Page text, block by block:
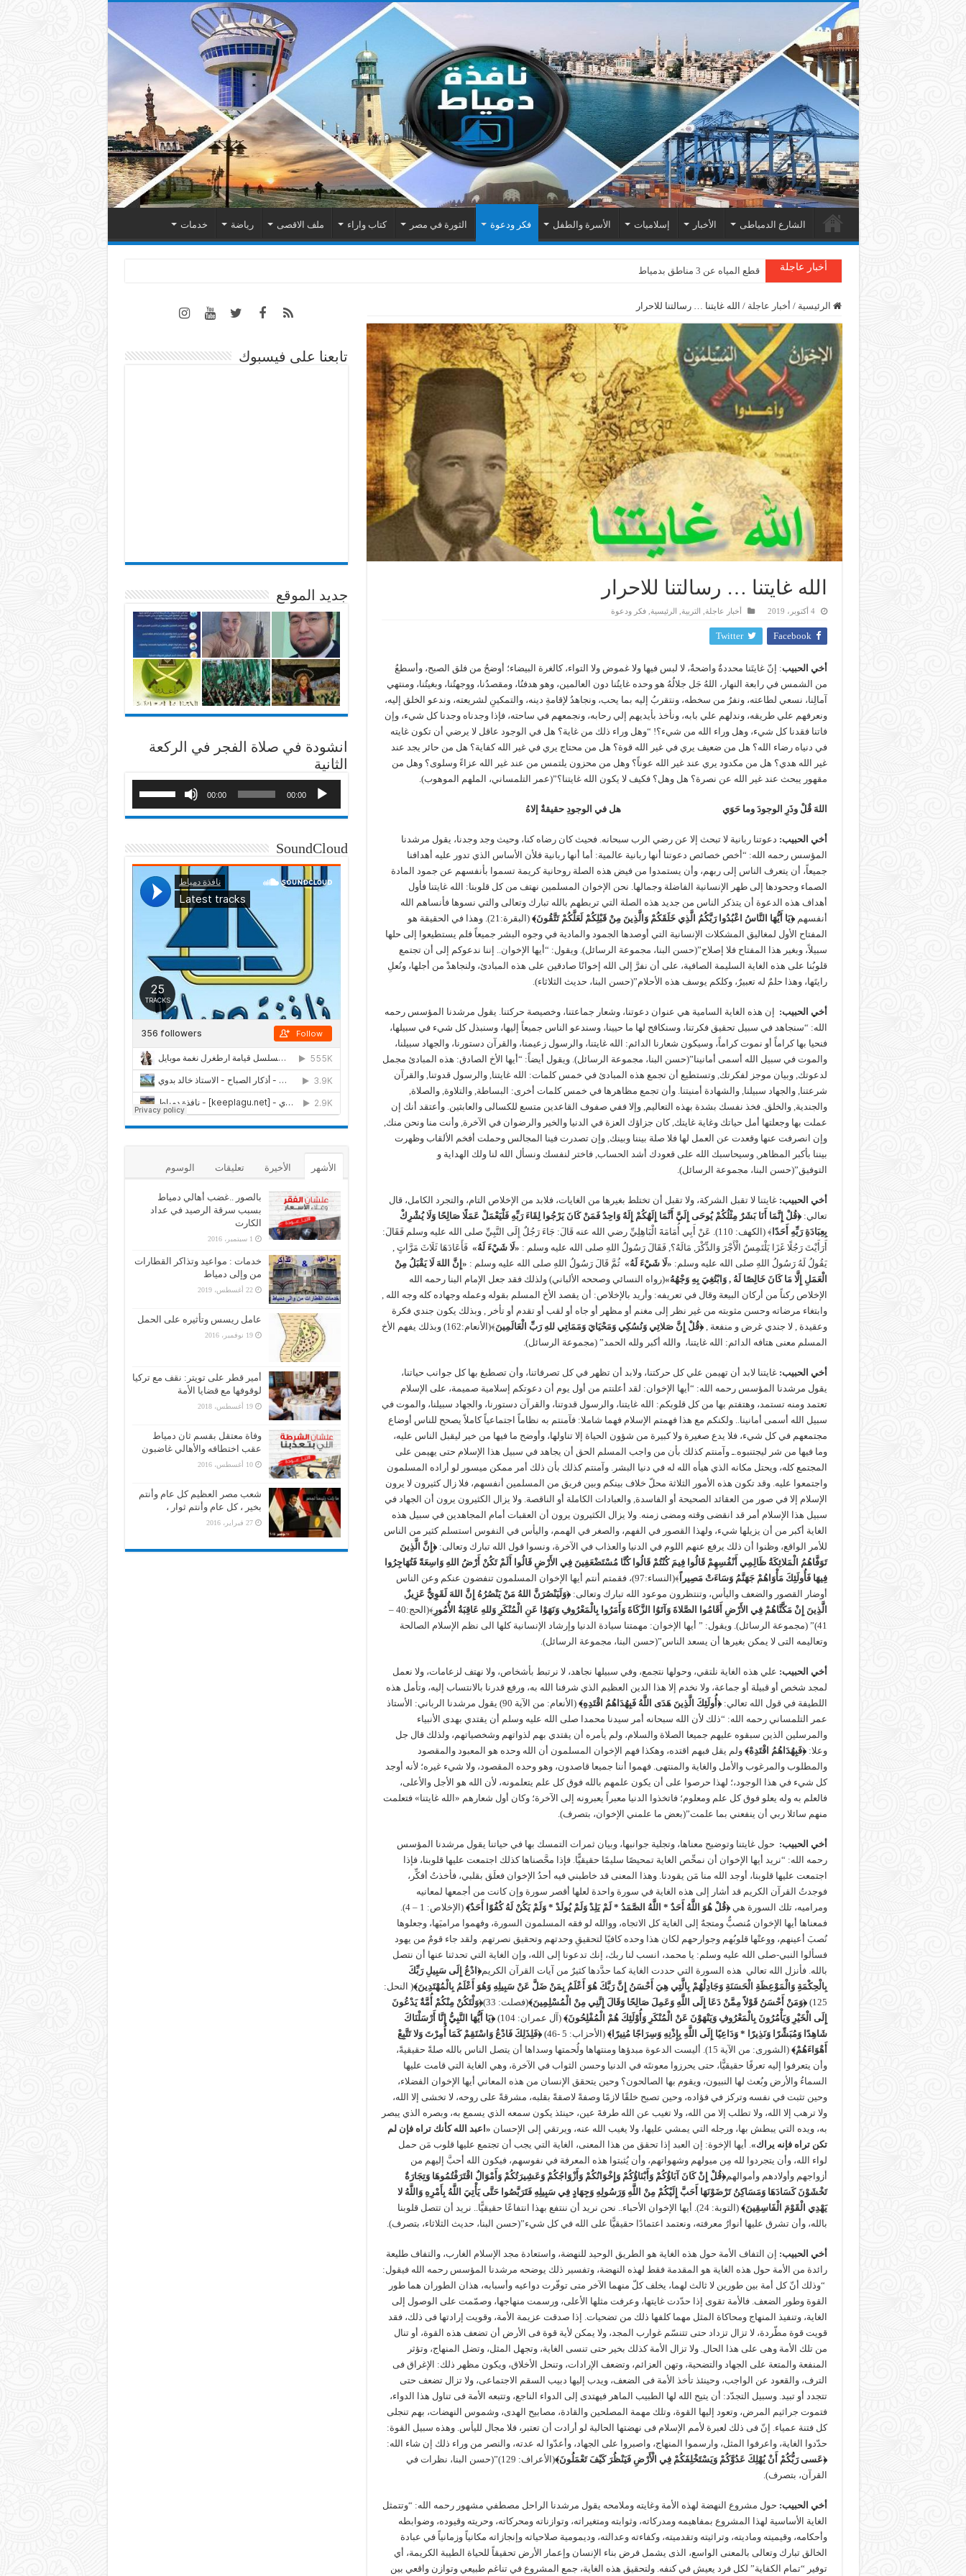
الشارع الدمياطى الأخبار إسلاميات الأسرة والطفل فكر ودعوة الثورة في مصر كتاب واراء ملف الاقصى رياضة خدمات
أخبار عاجلة قطع المياه عن 3 مناطق بدمياط
دمياط : سقوط شجرة على الأسلاك الكهربائية بمنطقة المطرى
الرئيسية / أخبار عاجلة / الله غايتنا … رسالتنا للاحرار
الله غايتنا … رسالتنا للاحرار
4 أكتوبر، 2019 أخبار عاجلة التربية الرئيسية ,فكر ودعوة
Facebook
Twitter
أخي الحبيب: إنّ غايتَنا محددةٌ واضحةٌ، لا لبس فيها ولا غموض ولا التواء، كالغرة البيضاء؛ أوضحُ من فلق الصبح، وأسطعُ
من الشمس في رابعة النهار، اللهُ جَل جلالُهُ هو وحده غايتُنا دون العالمين، وهو هدفنُا، ومقصدُنا، ووجهتُنا، وبغيتُنا، ومنتهي
آمالِنا، نسعي لطاعته، ونفرُ من سخطه، ونتقربُ إليه بما يحب، ونجاهدُ لإقامةِ دينه، والتمكينِ لشريعته، وندعو الخلق إليه،
ونعرفهم علي طريقه، وندلهم علي بابه، ونأخذ بأيديهم إلي رحابه، ونجمعهم في ساحته، فإذا وجدناه وجدنا كل شيء، وإن
فاتنا فقدنا كل شيء، وهل وراء الله من شيء؟! “وهل وراء ذلك من غاية؟ هل في الوجود عاقل لا يرضي أن تكون غايته
في دنياه رضاء الله؟ هل من ضعيف يري في غير الله قوة؟ هل من محتاج يري في غير الله كفاية؟ هل من حائر يجد عند
غير الله هدي؟ هل من مكدود يري عند غير الله عوناً؟ وهل من محزون يلتمس من عند غير الله عزاءً وسلوى؟ وهل من
مقهور يبحث عند غير الله عن نصرة؟ هل وهل؟ فكيف لا يكون الله غايتنا؟”(عمر التلمساني، الملهم الموهوب).
اللهَ قٌلْ وذَرِ الوجودَ وما حَوَي هل في الوجودِ حقيقةٌ إلاهُ
أخي الحبيب: دعوتنا ربانية لا تبحث إلا عن رضي الرب سبحانه. فحيث كان رضاه كنا، وحيث وجد وجدنا، يقول مرشدنا
المؤسس رحمه الله: “أخص خصائص دعوتنا أنها ربانية عالمية: أما أنها ربانية فلأن الأساس الذي تدور عليه أهدافنا
جميعاً، أن يتعرف الناس إلى ربهم، وأن يستمدوا من فيض هذه الصلة روحانية كريمة تسموا بأنفسهم عن جمود المادة
الصماء وجحودها إلى طهر الإنسانية الفاضلة وجمالها. نحن الإخوان المسلمين نهتف من كل قلوبنا: الله غايتنا فأول
أهداف هذه الدعوة أن يتذكر الناس من جديد هذه الصلة التي تربطهم بالله تبارك وتعالى والتي نسوها فأنساهم الله
أنفسهم﴿يَا أَيُّهَا النَّاسُ اعْبُدُوا رَبَّكُمُ الَّذِي خَلَقَكُمْ وَالَّذِينَ مِنْ قَبْلِكُمْ لَعَلَّكُمْ تَتَّقُونَ﴾
(البقرة:21). وهذا في الحقيقة هو
المفتاح الأول لمغاليق المشكلات الإنسانية التي أوصدها الجمود والمادية في وجوه البشر جميعاً فلم يستطيعوا إلى حلها
سبيلاً، وبغير هذا المفتاح فلا إصلاح”(حسن البنا، مجموعة الرسائل). ويقول: “أيها الإخوان.. إننا ندعوكم إلى أن تجتمع
قلوبُنا على هذه الغاية السليمة الصافية، على أن نفرَّ إلى الله إخوانًا صادقين على هذه المبادئ، ولنجاهدْ من أجلها، ونُعلِ
رايتَها، وهذا حلمٌ له تعبيرٌ، وكلكم يوسف هذه الأحلام”(حسن البنا، حديث الثلاثاء).
أخي الحبيب: إن هذه الغاية السامية هي عنوان دعوتنا، وشعار جماعتنا، وخصيصة حركتنا. يقول مرشدنا المؤسس رحمه
الله: “سنجاهد في سبيل تحقيق فكرتنا، وسنكافح لها ما حيينا، وسندعو الناس جميعاً إليها، وسنبذل كل شيء في سبيلها،
فنحيا بها كراماً أو نموت كراماً، وسيكون شعارنا الدائم: الله غايتنا، والرسول زعيمنا، والقرآن دستورنا، والجهاد سبيلنا،
والموت في سبيل الله أسمى أمانينا”(حسن البنا، مجموعة الرسائل). ويقول أيضاً: “أيها الأخ الصادق: هذه المبادئ مجمل
لدعوتك, وبيان موجز لفكرتك, وتستطيع أن تجمع هذه المبادئ في خمس كلمات: الله غايتنا, والرسول قدوتنا, والقرآن
شرعتنا, والجهاد سبيلنا, والشهادة أمنيتنا. وأن تجمع مظاهرها في خمس كلمات أخرى: البساطة, والتلاوة, والصلاة,
والجندية, والخلق. فخذ نفسك بشدة بهذه التعاليم, وإلا ففي صفوف القاعدين متسع للكسالى والعابثين. وأعتقد أنك إن
عملت بها وجعلتها أمل حياتك وغاية غايتك, كان جزاؤك العزة في الدنيا والخير والرضوان في الآخرة, وأنت منا ونحن منك,
وإن انصرفت عنها وقعدت عن العمل لها فلا صلة بيننا وبينك, وإن تصدرت فينا المجالس وحملت أفخم الألقاب وظهرت
بيننا بأكبر المظاهر, وسيحاسبك الله على قعودك أشد الحساب, فاختر لنفسك ونسأل الله لنا ولك الهداية و
التوفيق”(حسن البنا، مجموعة الرسائل).
أخي الحبيب: غايتنا لا تقبل الشركة، ولا تقبل أن تختلط بغيرها من الغايات، فلابد من الإخلاص التام، والتجرد الكامل، قال
تعالي:﴿قُلْ إِنَّمَا أَنَا بَشَرٌ مِثْلُكُمْ يُوحَى إِلَيَّ أَنَّمَا إِلَهُكُمْ إِلَهٌ وَاحِدٌ فَمَنْ كَانَ يَرْجُوا لِقَاءَ رَبِّهِ فَلْيَعْمَلْ عَمَلًا صَالِحًا وَلَا يُشْرِكْ
بِعِبَادَةِ رَبِّهِ أَحَدًا
﴾ (الكهف: 110). عَنْ أَبِي أُمَامَةَ الْبَاهِلِيِّ رضي الله عنه قَالَ: جَاءَ رَجُلٌ إِلَى النَّبِيِّ صلى الله عليه وسلم فَقَالَ:
أَرَأَيْتَ رَجُلًا غَزَا يَلْتَمِسُ الْأَجْرَ وَالذِّكْرَ, مَالَهُ؟, فَقَالَ رَسُولُ اللهِ صلى الله عليه وسلم : «لَا شَيْءَ لَهُ» فَأَعَادَهَا ثَلَاثَ مَرَّاتٍ ,
يَقُولُ لَهُ رَسُولُ اللهِ صلى الله عليه وسلم: «لَا شَيْءَ لَهُ» ثُمَّ قَالَ رَسُولُ اللهِ صلى الله عليه وسلم : «إِنَّ اللهَ لَا يَقْبَلُ مِنْ
الْعَمَلِ إِلَّا مَا كَانَ خَالِصًا لَهُ , وَابْتُغِيَ بِهِ وَجْهُهُ»(رواه النسائي وصححه الألباني) ولذلك فقد جعل الإمام البنا رحمه الله
الإخلاص ركناً من أركان البيعة وقال في تعريفه: وأريد بالإخلاص: أن يقصد الأخ المسلم بقوله وعمله وجهاده كله وجه الله ,
وابتغاء مرضاته وحسن مثوبته من غير نظر إلى مغنم أو مظهر أو جاه أو لقب أو تقدم أو تأخر , وبذلك يكون جندي فكرة
وعقيدة , لا جندي غرض و منفعة ,﴿قُلْ إِنَّ صَلاتِي وَنُسُكِي وَمَحْيَايَ وَمَمَاتِي للهِ رَبِّ الْعَالَمِينَ
﴾(الأنعام:162) وبذلك يفهم الأخ
المسلم معنى هتافه الدائم: الله غايتنا، والله أكبر ولله الحمد” (مجموعة الرسائل).
أخي الحبيب: غايتنا لابد أن تهيمن علي كل حركتنا، ولابد أن تظهر في كل تصرفاتنا، وأن تصطبغ بها كل جوانب حياتنا،
يقول مرشدنا المؤسس رحمه الله: “أيها الإخوان: لقد أعلنتم من أول يوم أن دعوتكم إسلامية صميمة، على الإسلام
تعتمد ومنه تستمد، وهتفتم بها من كل قلوبكم: الله غايتنا، والرسول قدوتنا، والقرآن دستورنا، والجهاد سبيلنا، والموت في
سبيل الله أسمى أمانينا.. ولكنكم مع هذا فهمتم الإسلام فهما شاملا: فآمنتم به نظاماً اجتماعياً كاملاً يصحح للناس أوضاع
مجتمعهم في كل شيء، فلا يدع صغيرة ولا كبيرة من شؤون الحياة إلا تناولها، وأوضح ما فيها من خير ليقبل الناس عليه،
وما فيها من شر ليجتنبوه.ـ وآمنتم كذلك بأن من واجب المسلم الحق أن يجاهد في سبيل هذا الإسلام حتى يهيمن على
المجتمع كله، ويحتل مكانه الذي هيأه الله له في دنيا البشر. وآمنتم كذلك بأن ذلك أمر ممكن ميسور لو أراده المسلمون
واجتمعوا عليه. وقد تكون هذه الأمور الثلاثة محلّ خلاف بينكم وبين فريق من المسلمين أنفسهم، فلا زال كثيرون لا يرون
الإسلام إلا في صور من العقائد الصحيحة أو الفاسدة, والعبادات الكاملة أو الناقصة. ولا يزال الكثيرون يرون أن الجهاد في
سبيل هذا الإسلام أمر قد انقضى وقته ومضى زمنه. ولا يزال الكثيرون يرون أن العقبات أمام المجاهدين في سبيل هذه
الغاية أكبر من أن يزيلها شيء، ولهذا القصور في الفهم، والصغر في الهمم، واليأس في النفوس استسلم كثير من الناس
للأمر الواقع، وظنوا أن ذلك يرفع عنهم اللوم في الدنيا والعذاب في الآخرة، ونسوا قول الله تبارك وتعالى:﴿إِنَّ الَّذِينَ
تَوَفَّاهُمُ الْمَلائِكَةُ ظَالِمِي أَنْفُسِهِمْ قَالُوا فِيمَ كُنْتُمْ قَالُوا كُنَّا مُسْتَضْعَفِينَ فِي الأَرْضِ قَالُوا أَلَمْ تَكُنْ أَرْضُ اللهِ وَاسِعَةً فَتُهَاجِرُوا
فِيهَا فَأُولَئِكَ مَأْوَاهُمْ جَهَنَّمُ وَسَاءَتْ مَصِيراً
﴾(النساء:97)، فقمتم أنتم أيها الإخوان المسلمون تنفضون عنكم وعن الناس
أوضار القصور والضعف واليأس، وتنتظرون موعود الله تبارك وتعالى:﴿وَلَيَنْصُرَنَّ اللهُ مَنْ يَنْصُرُهُ إِنَّ اللهَ لَقَوِيٌّ عَزِيزٌ,
الَّذِينَ إِنْ مَكَّنَّاهُمْ فِي الأَرْضِ أَقَامُوا الصَّلاةَ وَآتَوُا الزَّكَاةَ وَأَمَرُوا بِالْمَعْرُوفِ وَنَهَوْا عَنِ الْمُنْكَرِ وَللهِ عَاقِبَةُ الأُمُورِ
﴾(الحج:40 –
41)” (مجموعة الرسائل). ويقول: ” أيها الإخوان: مهمتنا سيادة الدنيا وإرشاد الإنسانية كلها الى نظم الإسلام الصالحة
وتعاليمه التى لا يمكن بغيرها أن يسعد الناس”(حسن البنا، مجموعة الرسائل).
أخي الحبيب: علي هذه الغاية نلتقي، وحولها نتجمع، وفي سبيلها نجاهد، لا نرتبط بأشخاص، ولا نهتف لزعامات، ولا نعمل
لمجد شخص أو قبيلة أو جماعة، ولا نخدم إلا هذا الدين العظيم الذي شرفنا الله به، ورفع قدرنا بالانتساب إليه، وتأمل هذه
اللطيفة في قول الله تعالي:﴿أُولَئِكَ الَّذِينَ هَدَى اللَّهُ فَبِهُدَاهُمُ اقْتَدِهِ﴾
(الأنعام: من الآية 90) يقول مرشدنا الرباني: الأستاذ
عمر التلمساني رحمه الله: “ذلك لأن الله سبحانه أمر سيدنا محمدا صلى الله عليه وسلم أن يقتدي بهدى الأنبياء
والمرسلين الذين سبقوه عليهم جميعا الصلاة والسلام، ولم يأمره أن يقتدي بهم لذواتهم وشخصياتهم، ولذلك قال جل
وعلا:﴿فَبِهُدَاهُمُ اقْتَدِهْ﴾ ولم يقل فبهم اقتده، وهكذا فهم الإخوان المسلمون أن الله وحده هو المعبود والمقصود
والمطلوب والمرغوب والأمل والغاية والمنتهى. فهموا أننا جميعا قاصدون، وهو وحده المقصود، ولا شيء غيره؛ لأنه أوجد
كل شيء في هذا الوجود،؛ لهذا حرصوا على أن يكون علمهم بالله فوق كل علم يتعلمونه، لأن الله هو الأجل والأعلى،
فالعلم به وله يعلو فوق كل علم ومعلوم؛ فاتخذوا الدنيا معبراً يعبرونه إلى الآخرة؛ وكان أول شعارهم «الله غايتنا» فتعلمت
منهم سائلا ربي أن ينفعني بما علمت”(بعض ما علمني الإخوان، بتصرف).
أخي الحبيب: حول غايتنا وتوضيح معناها، وتجلية جوانبها، وبيان ثمرات التمسك بها في حياتنا يقول مرشدنا المؤسس
رحمه الله: “نريد أيها الإخوان أن نمحِّص الغاية تمحيصًا سليمًا حقيقيًّا. فإذا محَّصناها كذلك اجتمعت عليها قلوبنا، فإذا
اجتمعت عليها قلوبنا، أوجد الله منا مَن يقودنا. وهذا المعنى قد خاطبني فيه أحدُ الإخوان فعلَق بقلبي، فأخذتُ أفكِّر،
فوجدتُ القرآن الكريم قد أشار إلى هذه الغاية في سورة واحدة لعلها أقصر سورة وإن كانت من أجمعها لمعانيه
ومراميه، تلك السورة هي﴿قُلْ هُوَ اللَّهُ أَحَدٌ * اللَّهُ الصَّمَدُ * لَمْ يَلِدْ وَلَمْ يُولَدْ * وَلَمْ يَكُنْ لَهُ كُفُوًا أَحَدٌ﴾
(الإخلاص: 1 – 4).
فمعناها أيها الإخوان مُنصبٌّ ومتجهٌ إلى الغاية كل الاتجاه، ووالله لو فقه المسلمون السورة، وفهموا مراميَها، وجعلوها
نُصبَ أعينهم، ووعتْها قلوبُهم وجوارحهم لكان هذا وحده كافيًا لتحقيقِ وحدتهم وتحقيق نصرتهم. ولقد جاء قومٌ من يهود
فسألوا النبي-صلى الله عليه وسلم: يا محمد، انسب لنا ربك، إنك تدعونا إلى الله، وإن الغاية التي تحدثنا عنها أن نتصل
بالله. فأنزل الله تعالي هذه السورة التي حددت الغاية كما حدَّدها كثيرٌ من آيات القرآن الكريم﴿ادْعُ إِلَى سَبِيلِ رَبِّكَ
بِالْحِكْمَةِ وَالْمَوْعِظَةِ الْحَسَنَةِ وَجَادِلْهُمْ بِالَّتِي هِيَ أَحْسَنُ إِنَّ رَبَّكَ هُوَ أَعْلَمُ بِمَنْ ضَلَّ عَنْ سَبِيلِهِ وَهُوَ أَعْلَمُ بِالْمُهْتَدِينَ﴾( النحل:
125) ﴿وَمَنْ أَحْسَنُ قَوْلاً مِمَّنْ دَعَا إِلَى اللَّهِ وَعَمِلَ صَالِحًا وَقَالَ إِنَّنِي مِنْ الْمُسْلِمِينَ﴾(فصلت: 33)
﴿وَلْتَكُنْ مِنْكُمْ أُمَّةٌ يَدْعُونَ
إِلَى الْخَيْرِ وَيَأْمُرُونَ بِالْمَعْرُوفِ وَيَنْهَوْنَ عَنْ الْمُنْكَرِ وَأُوْلَئِكَ هُمْ الْمُفْلِحُونَ﴾ (آل عمران: 104)
﴿يَا أَيُّهَا النَّبِيُّ إِنَّا أَرْسَلْنَاكَ
شَاهِدًا وَمُبَشِّرًا وَنَذِيرًا * وَدَاعِيًا إِلَى اللَّهِ بِإِذْنِهِ وَسِرَاجًا مُنِيرًا﴾ (الأحزاب: 5 -46)
﴿فَلِذَلِكَ فَادْعُ وَاسْتَقِمْ كَمَا أُمِرْتَ وَلا تَتَّبِعْ
أَهْوَاءَهُمْ﴾
(الشورى: من الآية 15). أليست الدعوة مبدؤها ومنتهاها ولُحمتها وسداها أن يتصل الناس بالله صلةً حقيقيةً،
وأن يتعرفوا إليه تعرفًا حقيقيًّا، حتى يحرزوا معونتَه في الدنيا وحسن الثواب في الآخرة، وهي الغاية التي قامت عليها
السماءُ والأرض وبُعث لها النبيون، ويقوم بها الصالحون؟ وحين يتحقق الإنسان من هذه المعاني أيها الإخوان الفضلاء،
وحين تثبت في نفسه وتركز في فؤاده، وحين تصبح خلقًا لازمًا وصفةً لاصقةً بقلبه، مشرقةً على روحه، لا تخشى إلا الله،
ولا ترهب إلا الله، ولا تطلب إلا من الله، ولا تغيب عن الله طرفةَ عين، حينئذ يكون سمعه الذي يسمع به، وبصره الذي يبصر
به، ويده التي يبطش بها، ورجله التي يمشي عليها، ولا يغيب الله عنه، ويرتقي إلى الإحسان «اعبد الله كأنك تراه فإن لم
تكن تراه فإنه يراك» . أيها الإخوة: إن العبد إذا تحقق من هذا المعنى، الغاية التي يجب أن تجتمع عليها قلوب مَن حمل
لواء الله، وأن يتجردوا لله مِن ميولهم وشهواتهم، وأن يُثبتوا هذه المعرفة في نفوسهم، فيكون الله أحبَّ إليهم من
أزواجهم وأولادهم وأموالهم﴿قُلْ إِنْ كَانَ آبَاؤُكُمْ وَأَبْنَاؤُكُمْ وَإِخْوَانُكُمْ وَأَزْوَاجُكُمْ وَعَشِيرَتُكُمْ وَأَمْوَالٌ اقْتَرَفْتُمُوهَا وَتِجَارَةٌ
تَخْشَوْنَ كَسَادَهَا وَمَسَاكِنُ تَرْضَوْنَهَا أَحَبَّ إِلَيْكُمْ مِنْ اللَّهِ وَرَسُولِهِ وَجِهَادٍ فِي سَبِيلِهِ فَتَرَبَّصُوا حَتَّى يَأْتِيَ اللَّهُ بِأَمْرِهِ وَاللَّهُ لا
يَهْدِي الْقَوْمَ الْفَاسِقِينَ﴾
(التوبة: 24). أيها الإخوان الأحباء.. نحن نريد أن ننتفع بهذا انتفاعًا حقيقيًّا.. نريد أن تتصل قلوبنا
بالله، وأن تشرق عليها أنوارُ معرفته، ونعتمد اعتمادًا حقيقيًّا على الله في كل شيء”(حسن البنا، حديث الثلاثاء، بتصرف).
أخي الحبيب: إن التفاف الأمة حول هذه الغاية هو الطريق الوحيد للنهضة، واستعادة مجد الإسلام الغارب، والتفاف طليعة
رائدة من الأمة حول هذه الغاية هو المقدمة فقط لهذه النهضة، وتفسير ذلك يوضحه مرشدنا المؤسس رحمه الله فيقول:
“وذلك أنّ كل أمة بين طورين لا ثالث لهما، يخلف كلّ منهما الآخر متى توفّرت دواعيه وأسبابه، هذان الطوران هما طور
القوة وطور الضعف. فالأمة تقوى إذا حدّدت غايتها، وعرفت مثلها الأعلى، ورسمت منهاجها، وصمّمت على الوصول إلى
الغاية، وتنفيذ المنهاج ومحاكاة المثل مهما كلفها ذلك من تضحيات. إذا صدقت عزيمة الأمة، وقويت إرادتها فى ذلك، فقد
قويت قوة مطّردة، لا تزال تزداد حتى تتنسّم غوارب المجد، ولا يمكن لأية قوة فى الأرض أن تضعف هذه القوة، أو تنال
من تلك الأمة وهى على هذا الحال. ولا تزال الأمة كذلك بخير حتى تنسى الغاية، وتجهل المثل، وتضل المنهاج، وتؤثر
المنفعة والمتعة على الجهاد والتضحية، وتهن العزائم، وتضعف الإرادات، وتنحل الأخلاق، ويكون مظهر ذلك: الإغراق فى
الترف، والقعود عن الواجب، وحينئذ تأخذ الأمة فى الضعف، ويدب إليها دبيب السقم الاجتماعى، ولا تزال تضعف حتى
تتجدد أو تبيد. وسبيل التجدّد: أن يتيح الله لها الطبيب الماهر فيهتدى إلى الدواء الناجع، وتتبعه الأمة فى تناول هذا الدواء،
فتموت جراثيم المرض، وتعود إليها القوة، وتلك مهمة المصلحين والقادة، مصابيح الهدى، وشموس النهضات، بهم تنجلى
كل فتنة عمياء. إنّ فى ذلك لعبرة لأمم الإسلام فى نهضتها الحالية لو أرادت أن تعتبر، فلا مجال لليأس. وهذه سبيل القوة:
حدّدوا الغاية، واعرفوا المثل، وارسموا المنهاج، واصبروا على الجهاد، وأعدّوا له عدته، والنصر من وراء ذلك إن شاء الله:
﴿عَسى رَبُّكُمْ أَنْ يُهْلِكَ عَدُوَّكُمْ وَيَسْتَخْلِفَكُمْ فِي الْأَرْضِ فَيَنْظُرَ كَيْفَ تَعْمَلُونَ﴾
(الأعراف: 129)”(حسن البنا، نظرات في
القرآن، بتصرف).
أخي الحبيب: حول مشروع النهضة لهذه الأمة وغايته وملامحه يقول مرشدنا الراحل مصطفي مشهور رحمه الله: “وتتمثل
الغاية الأساسية لهذا المشروع بمفاهيمه ومدركاته، وثوابته ومتغيراته، وتوازناته ومحركاته، وحريته وقيوده، وضوابطه
وأحكامه، وقيميته وماديته، وتراثيته وتقدميته، وكفاءته وعدالته، وديمومية صلاحياته وإنجازاته مكانياً وزمانياً في عبادة
الخالق تبارك وتعالى بالمعنى الواسع، الذى يشمل فرض بناء الإنسان وإعمار الأرض تحقيقاً للحياة الطيبة الكريمة، أي
توفير “تمام الكفاية” لكل فرد يعيش في كنفه. ولتحقيق هذه الغاية، جمع المشروع في تناغم طبيعي وتوازن واقعي بين
تابعنا على فيسبوك
جديد الموقع
انشودة في صلاة الفجر في الركعة
الثانية
00:00
00:00
SoundCloud
الأشهر الأخيرة تعليقات الوسوم
بالصور ..غضب أهالي دمياط
بسبب سرقة الرصيد في عداد
الكارت
1 سبتمبر، 2016
خدمات : مواعيد وتذاكر القطارات
من وإلى دمياط
22 أغسطس، 2019
عامل ريسس وتأثيره على الحمل
19 نوفمبر، 2016
أمير قطر على تويتر: نقف مع تركيا
لوقوفها مع قضايا الأمة
19 أغسطس، 2018
وفاة معتقل بقسم ثان دمياط
عقب اختطافه والأهالي غاضبون
10 أغسطس، 2016
شعب مصر العظيم كل عام وأنتم
بخير ، كل عام وأنتم ثوار ،
27 فبراير، 2016